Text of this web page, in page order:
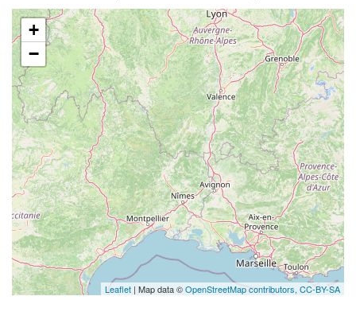
+
−
Leaflet | Map data ©OpenStreetMap contributors, CC-BY-SA